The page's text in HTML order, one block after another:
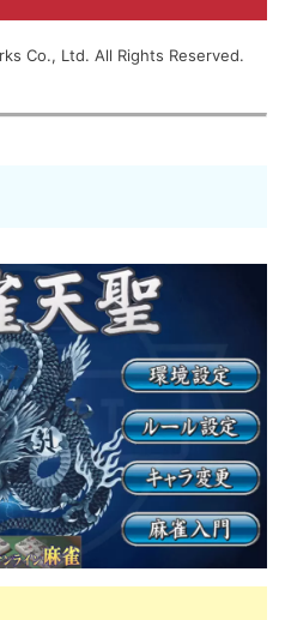
Co., Ltd. All Rights Reserved.